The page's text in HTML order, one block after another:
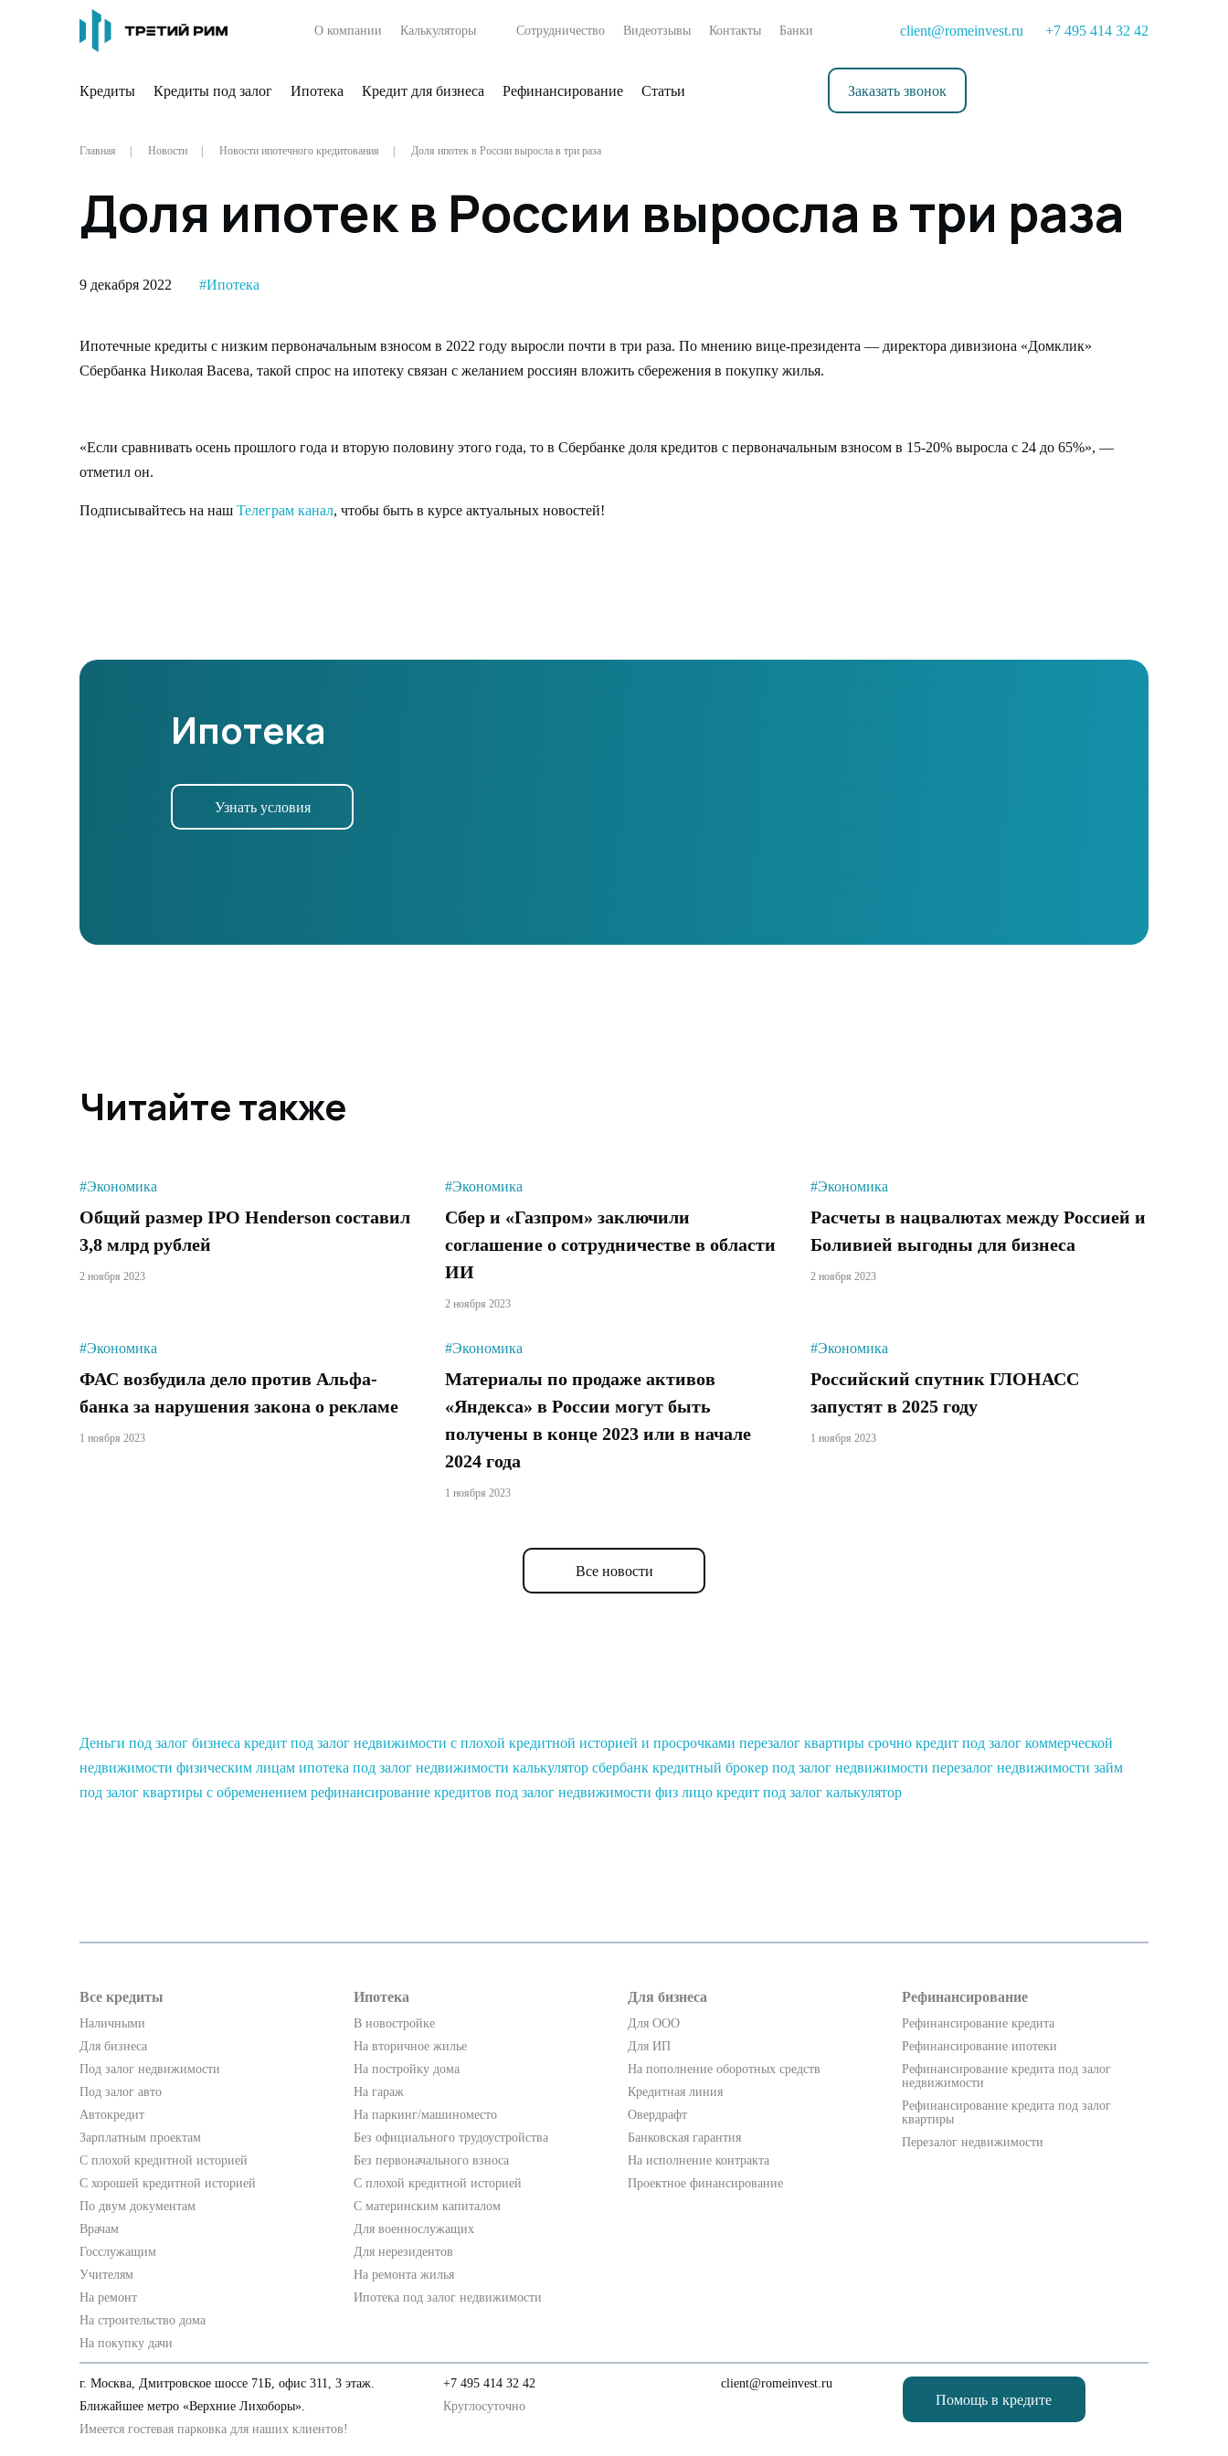
О компании Калькуляторы Сотрудничество Видеотзывы Контакты Банки client@romeinvest.ru +7 495 414 32 42
Кредиты Кредиты под залог Ипотека Кредит для бизнеса Рефинансирование Статьи Заказать звонок
Главная Новости Новости ипотечного кредитования Доля ипотек в России выросла в три раза
Доля ипотек в России выросла в три раза
9 декабря 2022 #Ипотека
Ипотечные кредиты с низким первоначальным взносом в 2022 году выросли почти в три раза. По мнению вице-президента — директора дивизиона «Домклик»
Сбербанка Николая Васева, такой спрос на ипотеку связан с желанием россиян вложить сбережения в покупку жилья.
«Если сравнивать осень прошлого года и вторую половину этого года, то в Сбербанке доля кредитов с первоначальным взносом в 15-20% выросла с 24 до 65%», —
отметил он.
Подписывайтесь на наш Телеграм канал, чтобы быть в курсе актуальных новостей!
Ипотека
Узнать условия
Читайте также
#Экономика
Общий размер IPO Henderson составил
3,8 млрд рублей
2 ноября 2023
#Экономика
Сбер и «Газпром» заключили
соглашение о сотрудничестве в области
ИИ
2 ноября 2023
#Экономика
Расчеты в нацвалютах между Россией и
Боливией выгодны для бизнеса
2 ноября 2023
#Экономика
ФАС возбудила дело против Альфа-
банка за нарушения закона о рекламе
1 ноября 2023
#Экономика
Материалы по продаже активов
«Яндекса» в России могут быть
получены в конце 2023 или в начале
2024 года
1 ноября 2023
#Экономика
Российский спутник ГЛОНАСС
запустят в 2025 году
1 ноября 2023
Все новости
Деньги под залог бизнеса кредит под залог недвижимости с плохой кредитной историей и просрочками перезалог квартиры срочно кредит под залог коммерческой
недвижимости физическим лицам ипотека под залог недвижимости калькулятор сбербанк кредитный брокер под залог недвижимости перезалог недвижимости займ
под залог квартиры с обременением рефинансирование кредитов под залог недвижимости физ лицо кредит под залог калькулятор
Все кредиты
Наличными
Для бизнеса
Под залог недвижимости
Под залог авто
Автокредит
Зарплатным проектам
С плохой кредитной историей
С хорошей кредитной историей
По двум документам
Врачам
Госслужащим
Учителям
На ремонт
На строительство дома
На покупку дачи
Ипотека
В новостройке
На вторичное жилье
На постройку дома
На гараж
На паркинг/машиноместо
Без официального трудоустройства
Без первоначального взноса
С плохой кредитной историей
С материнским капиталом
Для военнослужащих
Для нерезидентов
На ремонта жилья
Ипотека под залог недвижимости
Для бизнеса
Для ООО
Для ИП
На пополнение оборотных средств
Кредитная линия
Овердрафт
Банковская гарантия
На исполнение контракта
Проектное финансирование
Рефинансирование
Рефинансирование кредита
Рефинансирование ипотеки
Рефинансирование кредита под залог
недвижимости
Рефинансирование кредита под залог
квартиры
Перезалог недвижимости
г. Москва, Дмитровское шоссе 71Б, офис 311, 3 этаж.
Ближайшее метро «Верхние Лихоборы».
Имеется гостевая парковка для наших клиентов!
+7 495 414 32 42
Круглосуточно
client@romeinvest.ru
Помощь в кредите
Рефинансирование кредитных карт
Рефинансирование залога